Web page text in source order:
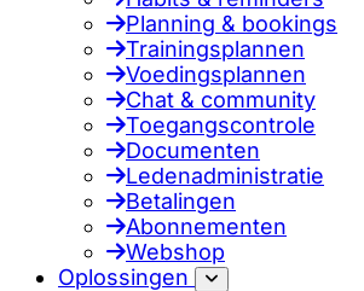
Planning & bookings
Trainingsplannen
Voedingsplannen
Chat & community
Toegangscontrole
Documenten
Ledenadministratie
Betalingen
Abonnementen
Webshop
Oplossingen